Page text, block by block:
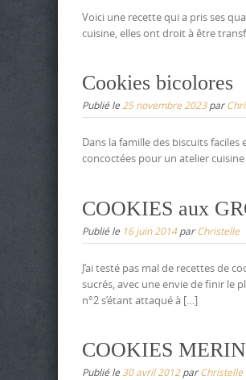
Voici une recette qui a pris ses
cuisine, elles ont droit à être
Cookies bicolores
Publié le25 novembre 2023par
Dans la famille des biscuits
concoctées pour un atelier
COOKIES aux
Publié le 16 juin 2014parChristelle
J’ai testé pas mal de recettes de
sucrés, avec une envie de finir le
n°2 s’étant attaqué à […]
COOKIES
Publié le30 avril 2012parChristelle